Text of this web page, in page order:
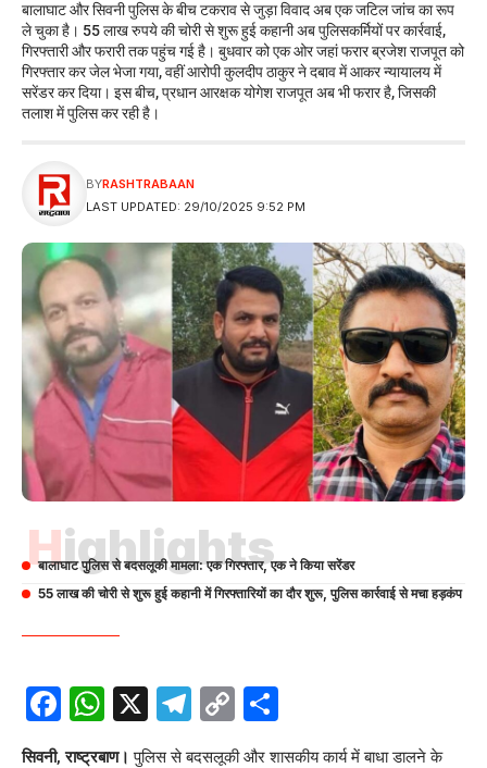
बालाघाट और सिवनी पुलिस के बीच टकराव से जुड़ा विवाद अब एक जटिल जांच का रूप
ले चुका है। 55 लाख रुपये की चोरी से शुरू हुई कहानी अब पुलिसकर्मियों पर कार्रवाई,
गिरफ्तारी और फरारी तक पहुंच गई है। बुधवार को एक ओर जहां फरार ब्रजेश राजपूत को
गिरफ्तार कर जेल भेजा गया, वहीं आरोपी कुलदीप ठाकुर ने दबाव में आकर न्यायालय में
सरेंडर कर दिया। इस बीच, प्रधान आरक्षक योगेश राजपूत अब भी फरार है, जिसकी
तलाश में पुलिस कर रही है।
LAST UPDATED: 29/10/2025 9:52 PM
BYRASHTRABAAN
Highlights
बालाघाट पुलिस से बदसलूकी मामला: एक गिरफ्तार, एक ने किया सरेंडर
55 लाख की चोरी से शुरू हुई कहानी में गिरफ्तारियों का दौर शुरू, पुलिस कार्रवाई से मचा हड़कंप
Facebook
WhatsApp
X Telegram
Copy
Link
सिवनी, राष्ट्रबाण।पुलिससे बदसलूकी और शासकीय कार्य में बाधा डालने के